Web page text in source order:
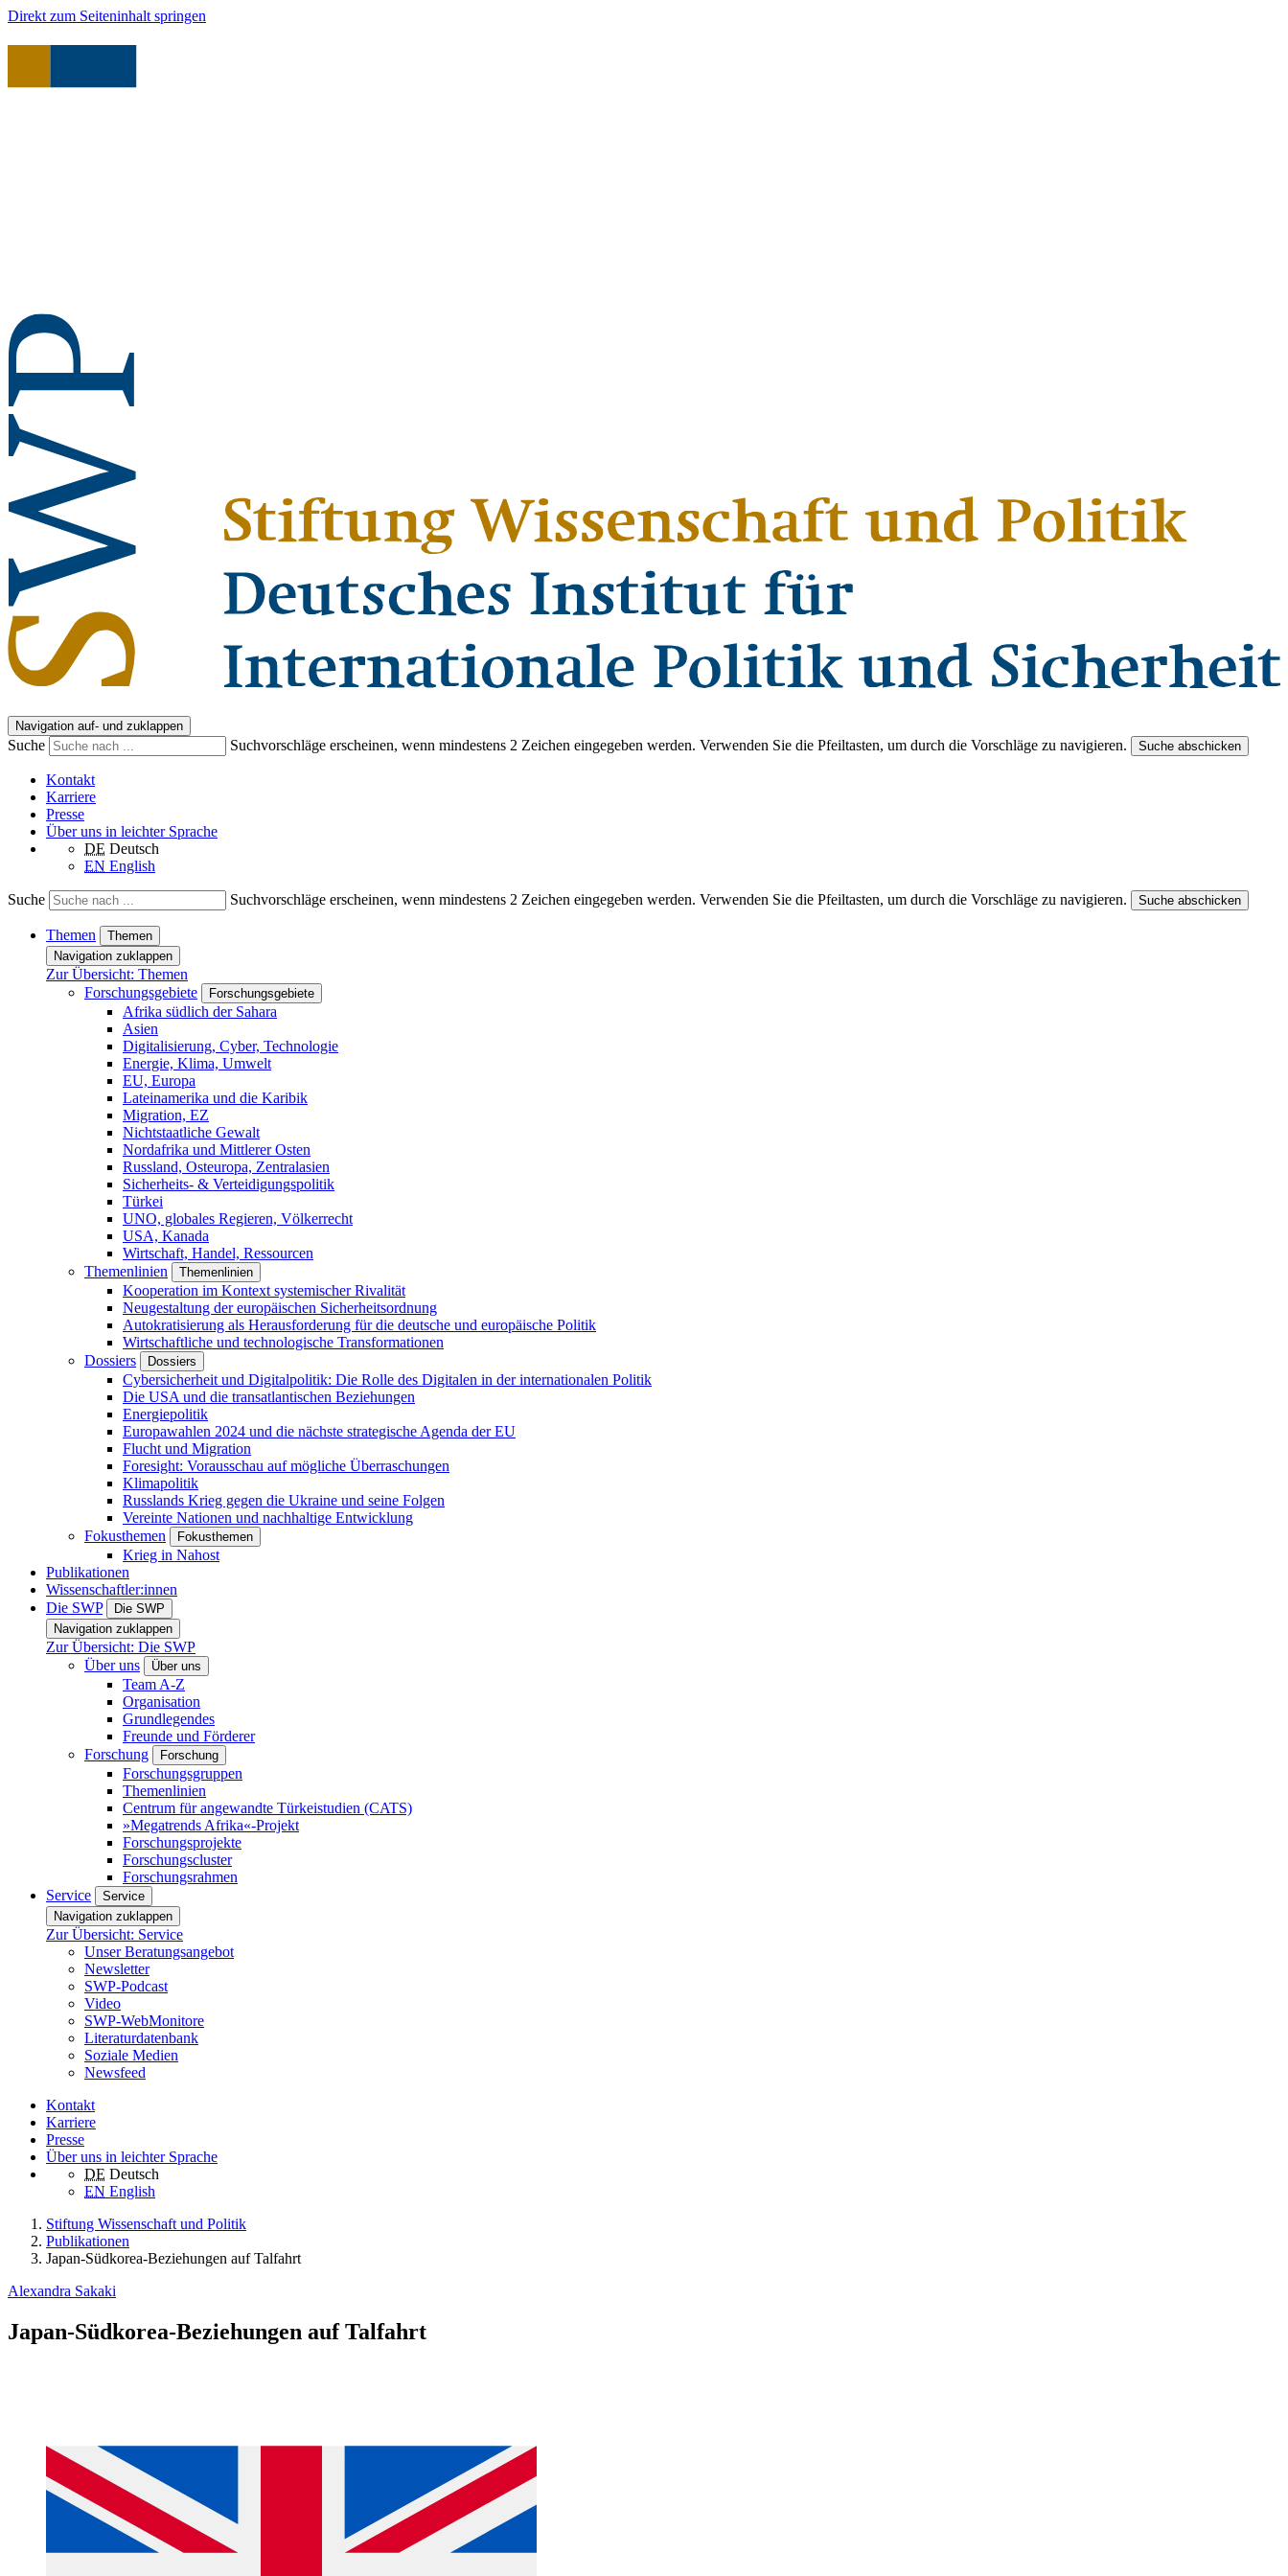
Direkt zum Seiteninhalt springen
Navigation auf- und zuklappen
Suche Suchvorschläge erscheinen, wenn mindestens 2 Zeichen eingegeben werden. Verwenden Sie die Pfeiltasten, um durch die Vorschläge zu navigieren. Suche abschicken
Kontakt
Karriere
Presse
Über uns in leichter Sprache
DE Deutsch
EN English
Suche Suchvorschläge erscheinen, wenn mindestens 2 Zeichen eingegeben werden. Verwenden Sie die Pfeiltasten, um durch die Vorschläge zu navigieren. Suche abschicken
Themen
Themen
Navigation zuklappen
Zur Übersicht: Themen
Forschungsgebiete
Forschungsgebiete
Afrika südlich der Sahara
Asien
Digitalisierung, Cyber, Technologie
Energie, Klima, Umwelt
EU, Europa
Lateinamerika und die Karibik
Migration, EZ
Nichtstaatliche Gewalt
Nordafrika und Mittlerer Osten
Russland, Osteuropa, Zentralasien
Sicherheits- & Verteidigungspolitik
Türkei
UNO, globales Regieren, Völkerrecht
USA, Kanada
Wirtschaft, Handel, Ressourcen
Themenlinien
Themenlinien
Kooperation im Kontext systemischer Rivalität
Neugestaltung der europäischen Sicherheitsordnung
Autokratisierung als Herausforderung für die deutsche und europäische Politik
Wirtschaftliche und technologische Transformationen
Dossiers
Dossiers
Cybersicherheit und Digitalpolitik: Die Rolle des Digitalen in der internationalen Politik
Die USA und die transatlantischen Beziehungen
Energiepolitik
Europawahlen 2024 und die nächste strategische Agenda der EU
Flucht und Migration
Foresight: Vorausschau auf mögliche Überraschungen
Klimapolitik
Russlands Krieg gegen die Ukraine und seine Folgen
Vereinte Nationen und nachhaltige Entwicklung
Fokusthemen
Fokusthemen
Krieg in Nahost
Publikationen
Wissenschaftler:innen
Die SWP
Die SWP
Navigation zuklappen
Zur Übersicht: Die SWP
Über uns
Über uns
Team A-Z
Organisation
Grundlegendes
Freunde und Förderer
Forschung
Forschung
Forschungsgruppen
Themenlinien
Centrum für angewandte Türkeistudien (CATS)
»Megatrends Afrika«-Projekt
Forschungsprojekte
Forschungscluster
Forschungsrahmen
Service
Service
Navigation zuklappen
Zur Übersicht: Service
Unser Beratungsangebot
Newsletter
SWP-Podcast
Video
SWP-WebMonitore
Literaturdatenbank
Soziale Medien
Newsfeed
Kontakt
Karriere
Presse
Über uns in leichter Sprache
DE Deutsch
EN English
Stiftung Wissenschaft und Politik
Publikationen
Japan-Südkorea-Beziehungen auf Talfahrt
Alexandra Sakaki
Japan-Südkorea-Beziehungen auf Talfahrt